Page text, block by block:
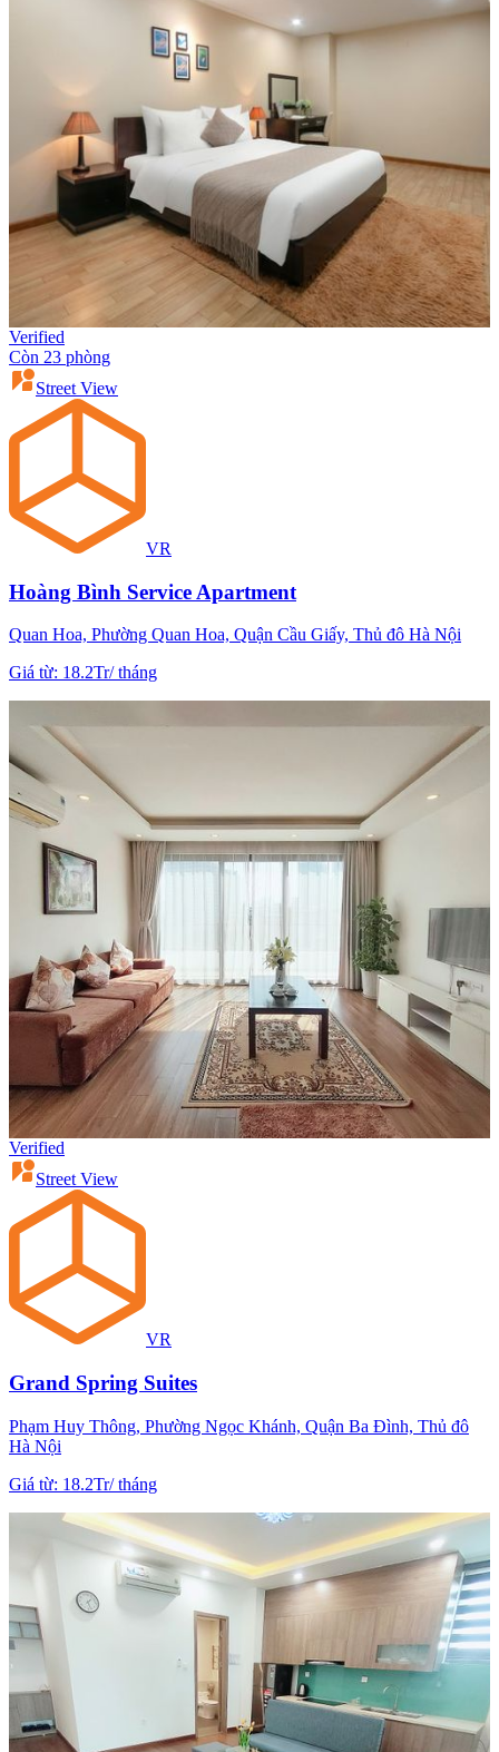
Verified
Còn 23 phòng
Street View
VR
Hoàng Bình Service Apartment
Quan Hoa, Phường Quan Hoa, Quận Cầu Giấy, Thủ đô Hà Nội
Giá từ: 18.2Tr/tháng
Verified
Street View
VR
Grand Spring Suites
Phạm Huy Thông, Phường Ngọc Khánh, Quận Ba Đình, Thủ đô
Hà Nội
Giá từ: 18.2Tr/tháng